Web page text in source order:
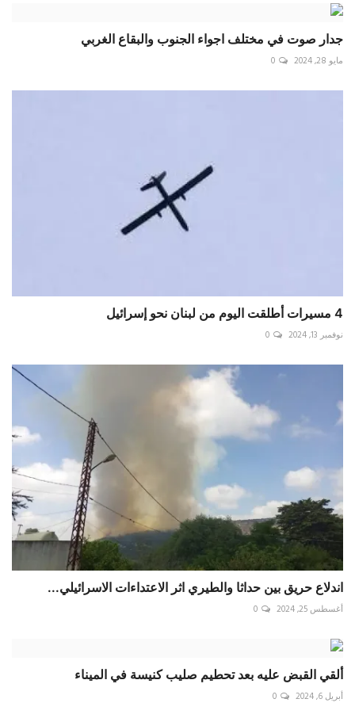
جدار صوت في مختلف اجواء الجنوب والبقاع الغربي
مايو 28, 2024 0
4 مسيرات أطلقت اليوم من لبنان نحو إسرائيل ⁧‫
نوفمبر 13, 2024 0
اندلاع حريق بين حداثا والطيري اثر الاعتداءات الاسرائيلي...
أغسطس 25, 2024 0
ألقي القبض عليه بعد تحطيم صليب كنيسة في الميناء
أبريل 6, 2024 0